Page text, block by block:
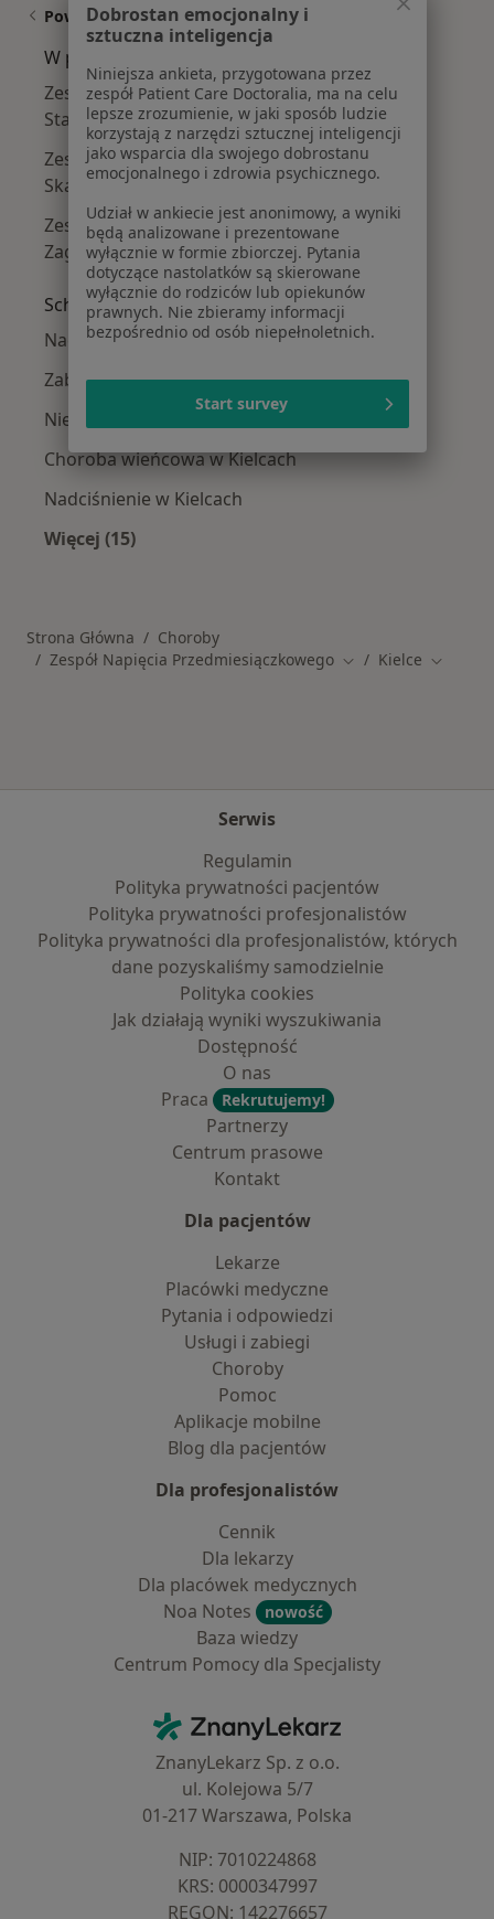
Powiązane wyszukiwania
W pobliżu Kielc
Zespół napięcia przedmiesiączkowego w
Starachowicach
Zespół napięcia przedmiesiączkowego w
Skarżysku-Kamiennej
Zespół napięcia przedmiesiączkowego w
Zagnańsku
Schorzenia w Kielcach
Nadciśnienie tętnicze w Kielcach
Zaburzenia rytmu serca w Kielcach
Niewydolność serca w Kielcach
Choroba wieńcowa w Kielcach
Nadciśnienie w Kielcach
Więcej (15)
Strona Główna
Choroby
Zespół Napięcia Przedmiesiączkowego Zmień miasto
Kielce Zmień
Serwis
Regulamin
Polityka prywatności pacjentów
Polityka prywatności profesjonalistów
Polityka prywatności dla profesjonalistów, których
dane pozyskaliśmy samodzielnie
Polityka cookies
Jak działają wyniki wyszukiwania
Dostępność
O nas
Praca
Rekrutujemy!
Partnerzy
Centrum prasowe
Kontakt
Dla pacjentów
Lekarze
Placówki medyczne
Pytania i odpowiedzi
Usługi i zabiegi
Choroby
Pomoc
Aplikacje mobilne
Blog dla pacjentów
Dla profesjonalistów
Cennik
Dla lekarzy
Dla placówek medycznych
Noa Notes
nowość
Baza wiedzy
Centrum Pomocy dla Specjalisty
ZnanyLekarz - Strona główna
ZnanyLekarz Sp. z o.o.
ul. Kolejowa 5/7
01-217 Warszawa, Polska
NIP: ⁠7010224868
KRS: ⁠0000347997
REGON: ⁠142276657
Dobrostan emocjonalny i
sztuczna inteligencja
Niniejsza ankieta, przygotowana przez
zespół Patient Care Doctoralia, ma na celu
lepsze zrozumienie, w jaki sposób ludzie
korzystają z narzędzi sztucznej inteligencji
jako wsparcia dla swojego dobrostanu
emocjonalnego i zdrowia psychicznego.
Udział w ankiecie jest anonimowy, a wyniki
będą analizowane i prezentowane
wyłącznie w formie zbiorczej. Pytania
dotyczące nastolatków są skierowane
wyłącznie do rodziców lub opiekunów
prawnych. Nie zbieramy informacji
bezpośrednio od osób niepełnoletnich.
Start survey